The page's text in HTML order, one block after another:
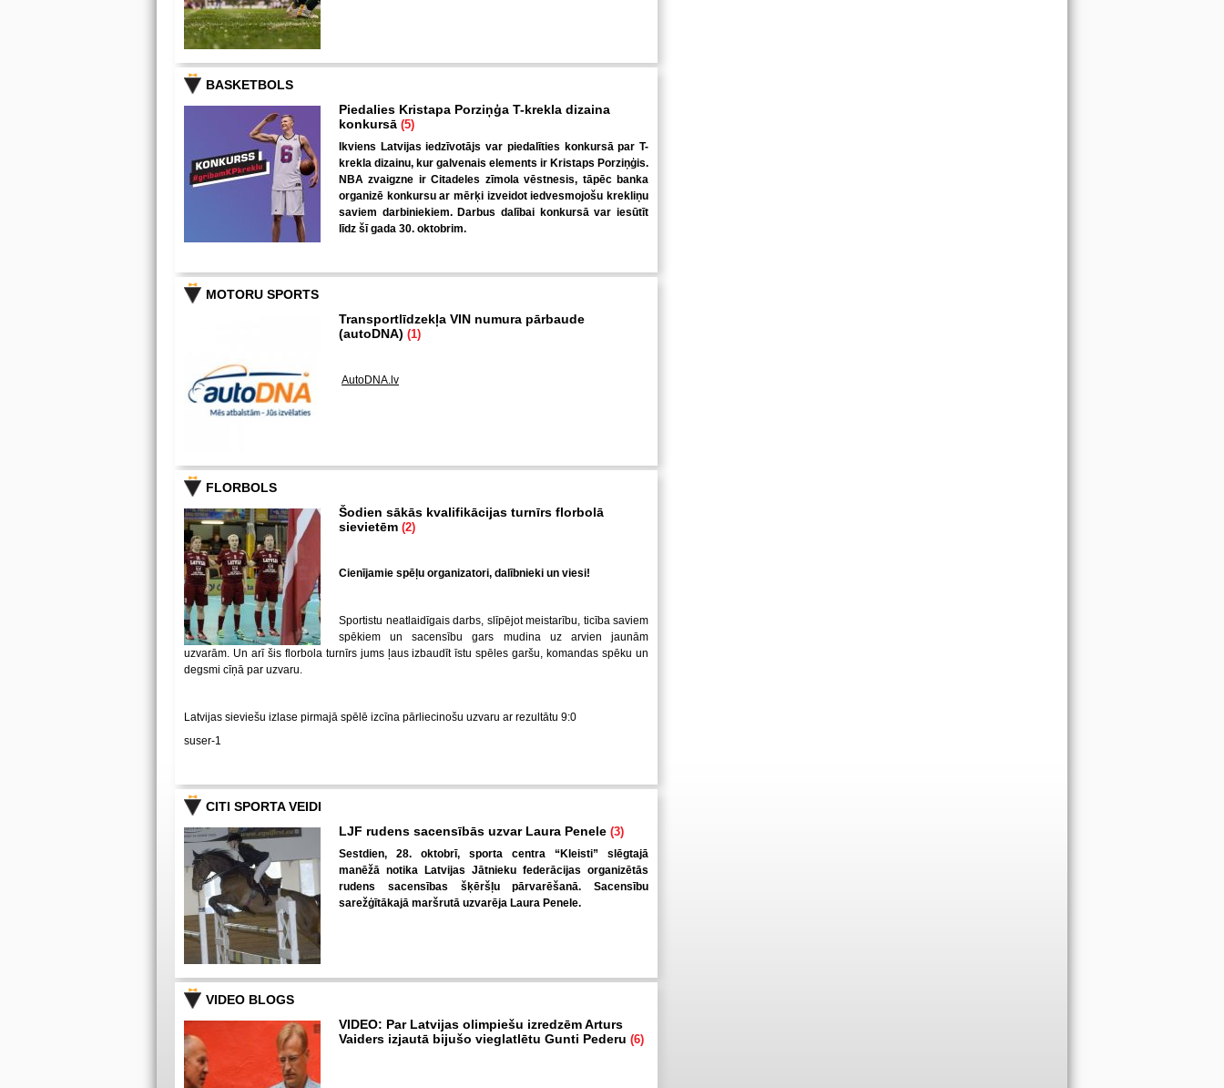
BASKETBOLS
Piedalies Kristapa Porziņģa T-krekla dizaina
konkursā (5)
Ikviens Latvijas iedzīvotājs var piedalīties konkursā par T-
krekla dizainu, kur galvenais elements ir Kristaps Porziņģis.
NBA zvaigzne ir Citadeles zīmola vēstnesis, tāpēc banka
organizē konkursu ar mērķi izveidot iedvesmojošu krekliņu
saviem darbiniekiem. Darbus dalībai konkursā var iesūtīt
līdz šī gada 30. oktobrim.
MOTORU SPORTS
Transportlīdzekļa VIN numura pārbaude
(autoDNA) (1)
AutoDNA.lv
FLORBOLS
Šodien sākās kvalifikācijas turnīrs florbolā
sievietēm (2)
Cienījamie spēļu organizatori, dalībnieki un viesi!
Sportistu neatlaidīgais darbs, slīpējot meistarību, ticība saviem
spēkiem un sacensību gars mudina uz arvien jaunām
uzvarām. Un arī šis florbola turnīrs jums ļaus izbaudīt īstu spēles garšu, komandas spēku un
degsmi cīņā par uzvaru.
Latvijas sieviešu izlase pirmajā spēlē izcīna pārliecinošu uzvaru ar rezultātu 9:0
suser-1
CITI SPORTA VEIDI
LJF rudens sacensībās uzvar Laura Penele (3)
Sestdien, 28. oktobrī, sporta centra “Kleisti” slēgtajā
manēžā notika Latvijas Jātnieku federācijas organizētās
rudens sacensības šķēršļu pārvarēšanā. Sacensību
sarežģītākajā maršrutā uzvarēja Laura Penele.
VIDEO BLOGS
VIDEO: Par Latvijas olimpiešu izredzēm Arturs
Vaiders izjautā bijušo vieglatlētu Gunti Pederu (6)